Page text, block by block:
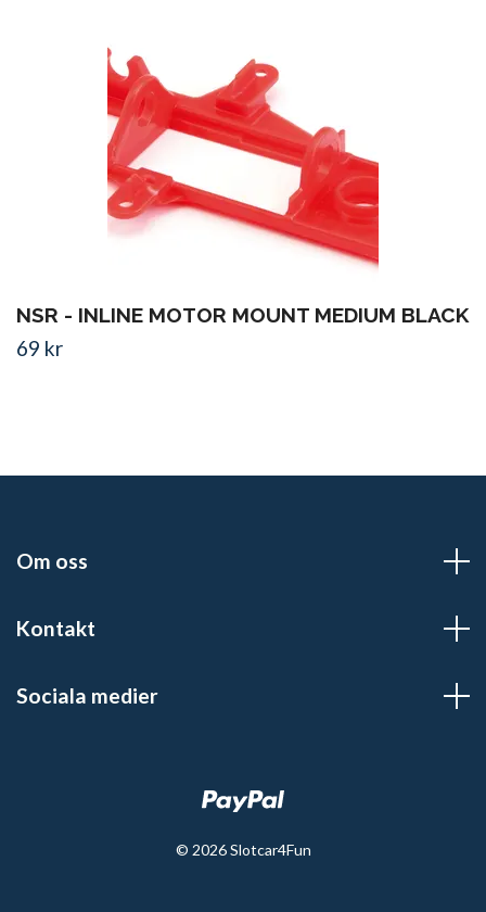
NSR - INLINE MOTOR MOUNT MEDIUM BLACK
69 kr
Om oss
Kontakt
Sociala medier
© 2026 Slotcar4Fun